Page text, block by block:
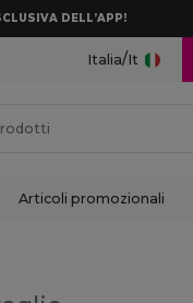
DELL’APP!
Italia/It
Articoli promozionali